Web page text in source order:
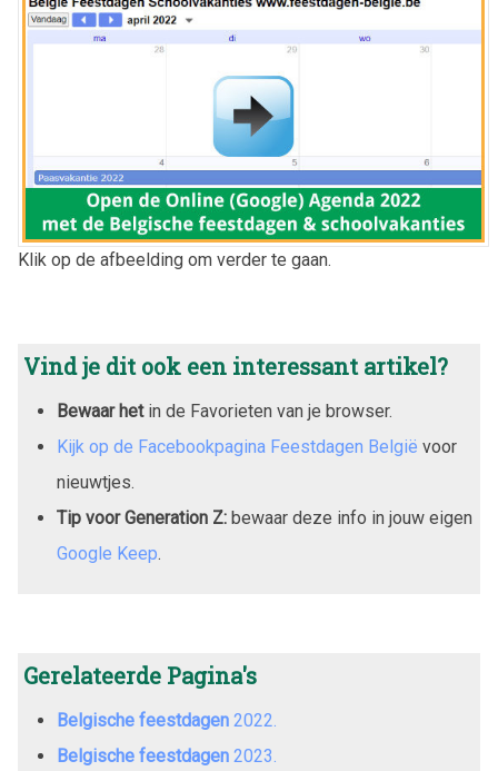
Klik op de afbeelding om verder te gaan.
Vind je dit ook een interessant artikel?
Bewaar hetin de Favorieten van je browser.
Kijk op de Facebookpagina Feestdagen België voor
nieuwtjes.
Tip voor Generation Z: bewaar deze info in jouw eigen
Google Keep.
Gerelateerde Pagina's
Belgische feestdagen 2022
Belgische feestdagen 2023